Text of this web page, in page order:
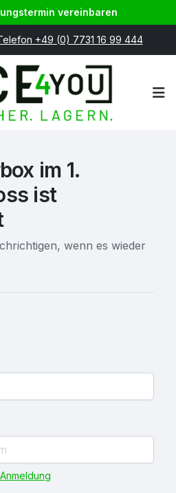
vereinbaren
+49 (0) 7731 16 99 444
im 1.
ist
wenn es wieder